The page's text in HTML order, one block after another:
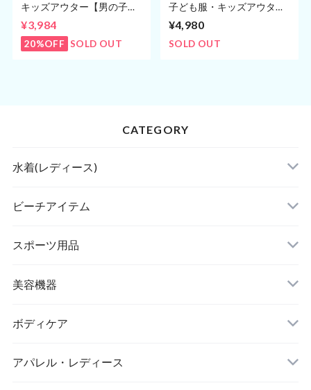
キッズアウター【男の子・
服アウター(ブラウン)
¥3,984
20%OFF SOLD OUT
子ども服・キッズアウター
ター(ピンク)
¥4,980
SOLD OUT
CATEGORY
水着(レディース)
ビキニ
ハイネックビキニ
ビーチアイテム
ビーチサンダル
ヌードブラ
カーディガン・羽織
ステッカー
スポーツ用品
サウナスーツ
スイムウェア
スポーツブラ
美容機器
脱毛器
ボディケア
アパレル・レディース